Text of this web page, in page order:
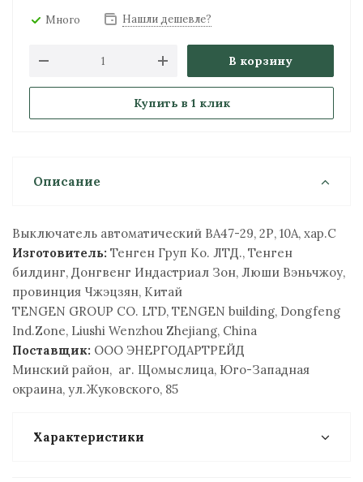
Много Нашли дешевле?
В корзину
Купить в 1 клик
Описание
Выключатель автоматический ВА47-29, 2Р, 10А, хар.С
Изготовитель: Тенген Груп Ко. ЛТД., Тенген
билдинг, Донгвенг Индастриал Зон, Люши Вэньчжоу,
провинция Чжэцзян, Китай
TENGEN GROUP CO. LTD, TENGEN building, Dongfeng
Ind.Zone, Liushi Wenzhou Zhejiang, China
Поставщик: ООО ЭНЕРГОДАРТРЕЙД
Минский район, аг. Щомыслица, Юго-Западная
окраина, ул.Жуковского, 85
Характеристики